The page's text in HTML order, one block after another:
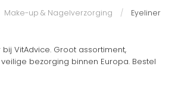
Make-up & Nagelverzorging / Eyeliner
VitAdvice. Groot assortiment,
bezorging binnen Europa. Bestel